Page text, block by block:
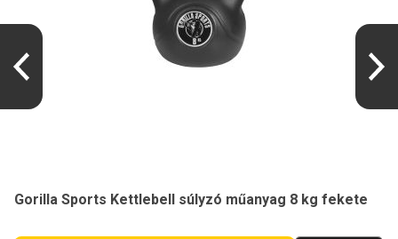
Gorilla Sports Kettlebell súlyzó műanyag 8 kg fekete